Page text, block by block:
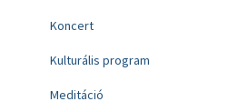
Koncert
Kulturális program
Meditáció